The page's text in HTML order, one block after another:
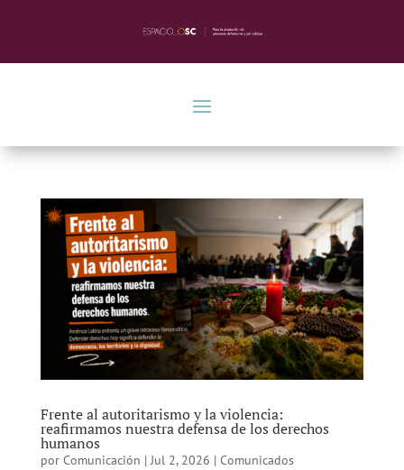
Frente al autoritarismo y la violencia:
reafirmamos nuestra defensa de los derechos
humanos
por Comunicación |Jul 2, 2026 | Comunicados